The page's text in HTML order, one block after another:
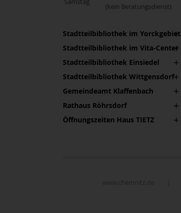
(kein Beratungsdienst)
Stadtteilbibliothek im Yorckgebiet
Stadtteilbibliothek im Vita-Center
Stadtteilbibliothek Einsiedel
Stadtteilbibliothek Wittgensdorf
Gemeindeamt Klaffenbach
Rathaus Röhrsdorf
Öffnungszeiten Haus TIETZ